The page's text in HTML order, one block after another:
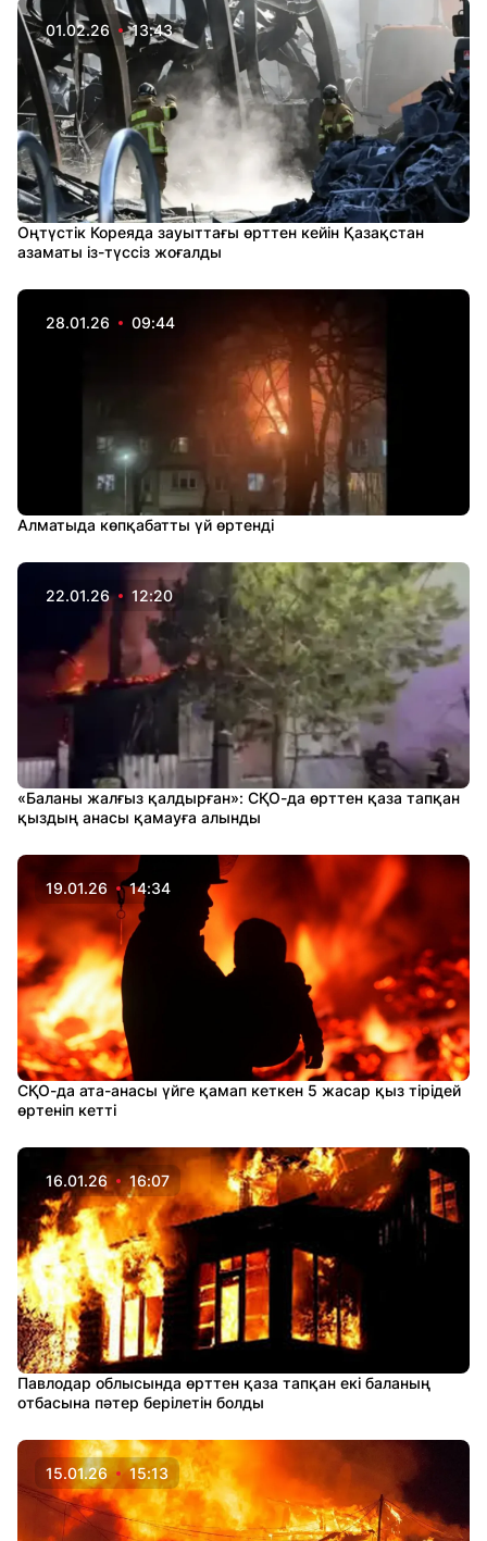
01.02.26 13:43
Оңтүстік Кореяда зауыттағы өрттен кейін Қазақстан
азаматы із-түссіз жоғалды
28.01.26 09:44
Алматыда көпқабатты үй өртенді
22.01.26 12:20
«Баланы жалғыз қалдырған»: СҚО-да өрттен қаза тапқан
қыздың анасы қамауға алынды
19.01.26 14:34
СҚО-да ата-анасы үйге қамап кеткен 5 жасар қыз тірідей
өртеніп кетті
16.01.26 16:07
Павлодар облысында өрттен қаза тапқан екі баланың
отбасына пәтер берілетін болды
15.01.26 15:13